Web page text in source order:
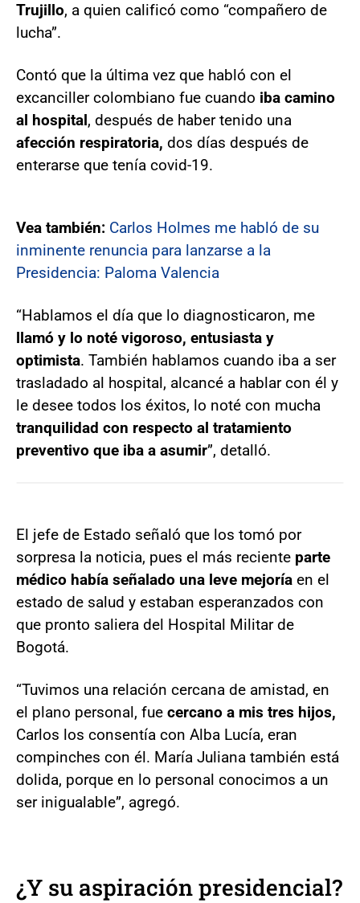
Trujillo, a quien calificó como “compañero de
lucha”.
Contó que la última vez que habló con el
excanciller colombiano fue cuando iba camino
al hospital, después de haber tenido una
afección respiratoria, dos días después de
enterarse que tenía covid-19.
Vea también: Carlos Holmes me habló de su
inminente renuncia para lanzarse a la
Presidencia: Paloma Valencia
“Hablamos el día que lo diagnosticaron, me
llamó y lo noté vigoroso, entusiasta y
optimista. También hablamos cuando iba a ser
trasladado al hospital, alcancé a hablar con él y
le desee todos los éxitos, lo noté con mucha
tranquilidad con respecto al tratamiento
preventivo que iba a asumir”, detalló.
El jefe de Estado señaló que los tomó por
sorpresa la noticia, pues el más reciente parte
médico había señalado una leve mejoría en el
estado de salud y estaban esperanzados con
que pronto saliera del Hospital Militar de
Bogotá.
“Tuvimos una relación cercana de amistad, en
el plano personal, fue cercano a mis tres hijos,
Carlos los consentía con Alba Lucía, eran
compinches con él. María Juliana también está
dolida, porque en lo personal conocimos a un
ser inigualable”, agregó.
¿Y su aspiración presidencial?